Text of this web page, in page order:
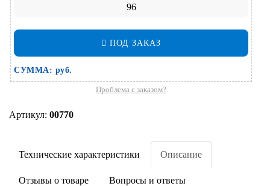
ПОД ЗАКАЗ
СУММА: руб.
Проблема с заказом?
Артикул: 00770
Технические характеристики Описание
Отзывы о товаре Вопросы и ответы